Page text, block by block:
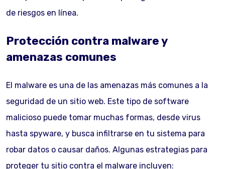
de riesgos en línea.
Protección contra malware y
amenazas comunes
El malware es una de las amenazas más comunes a la
seguridad de un sitio web. Este tipo de software
malicioso puede tomar muchas formas, desde virus
hasta spyware, y busca infiltrarse en tu sistema para
robar datos o causar daños. Algunas estrategias para
proteger tu sitio contra el malware incluyen: